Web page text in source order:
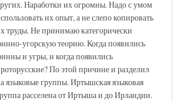
Наработки их огромны. Надо с умом
их опыт, а не слепо копировать
труды. Не принимаю категорически
угорскую теорию. Когда появились
и угры, и когда появились
По этой причине и разделил
языковые группы. Иртышская языковая
расселена от Иртыша и до Ирландии.